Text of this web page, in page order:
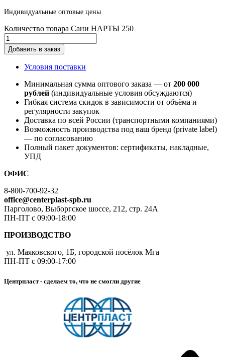
Индивидуальные оптовые цены
Количество товара Сани НАРТЫ 250
Добавить в заказ
Условия поставки
Минимальная сумма оптового заказа — от 200 000
рублей (индивидуальные условия обсуждаются)
Гибкая система скидок в зависимости от объёма и
регулярности закупок
Доставка по всей России (транспортными компаниями)
Возможность производства под ваш бренд (private label)
— по согласованию
Полный пакет документов: сертификаты, накладные,
УПД
ОФИС
8-800-700-92-32
office@centerplast-spb.ru
Парголово, Выборгское шоссе, 212, стр. 24А
ПН-ПТ с 09:00-18:00
ПРОИЗВОДСТВО
ул. Маяковского, 1Б, городской посёлок Мга
ПН-ПТ с 09:00-17:00
Центрпласт - сделаем то, что не смогли другие